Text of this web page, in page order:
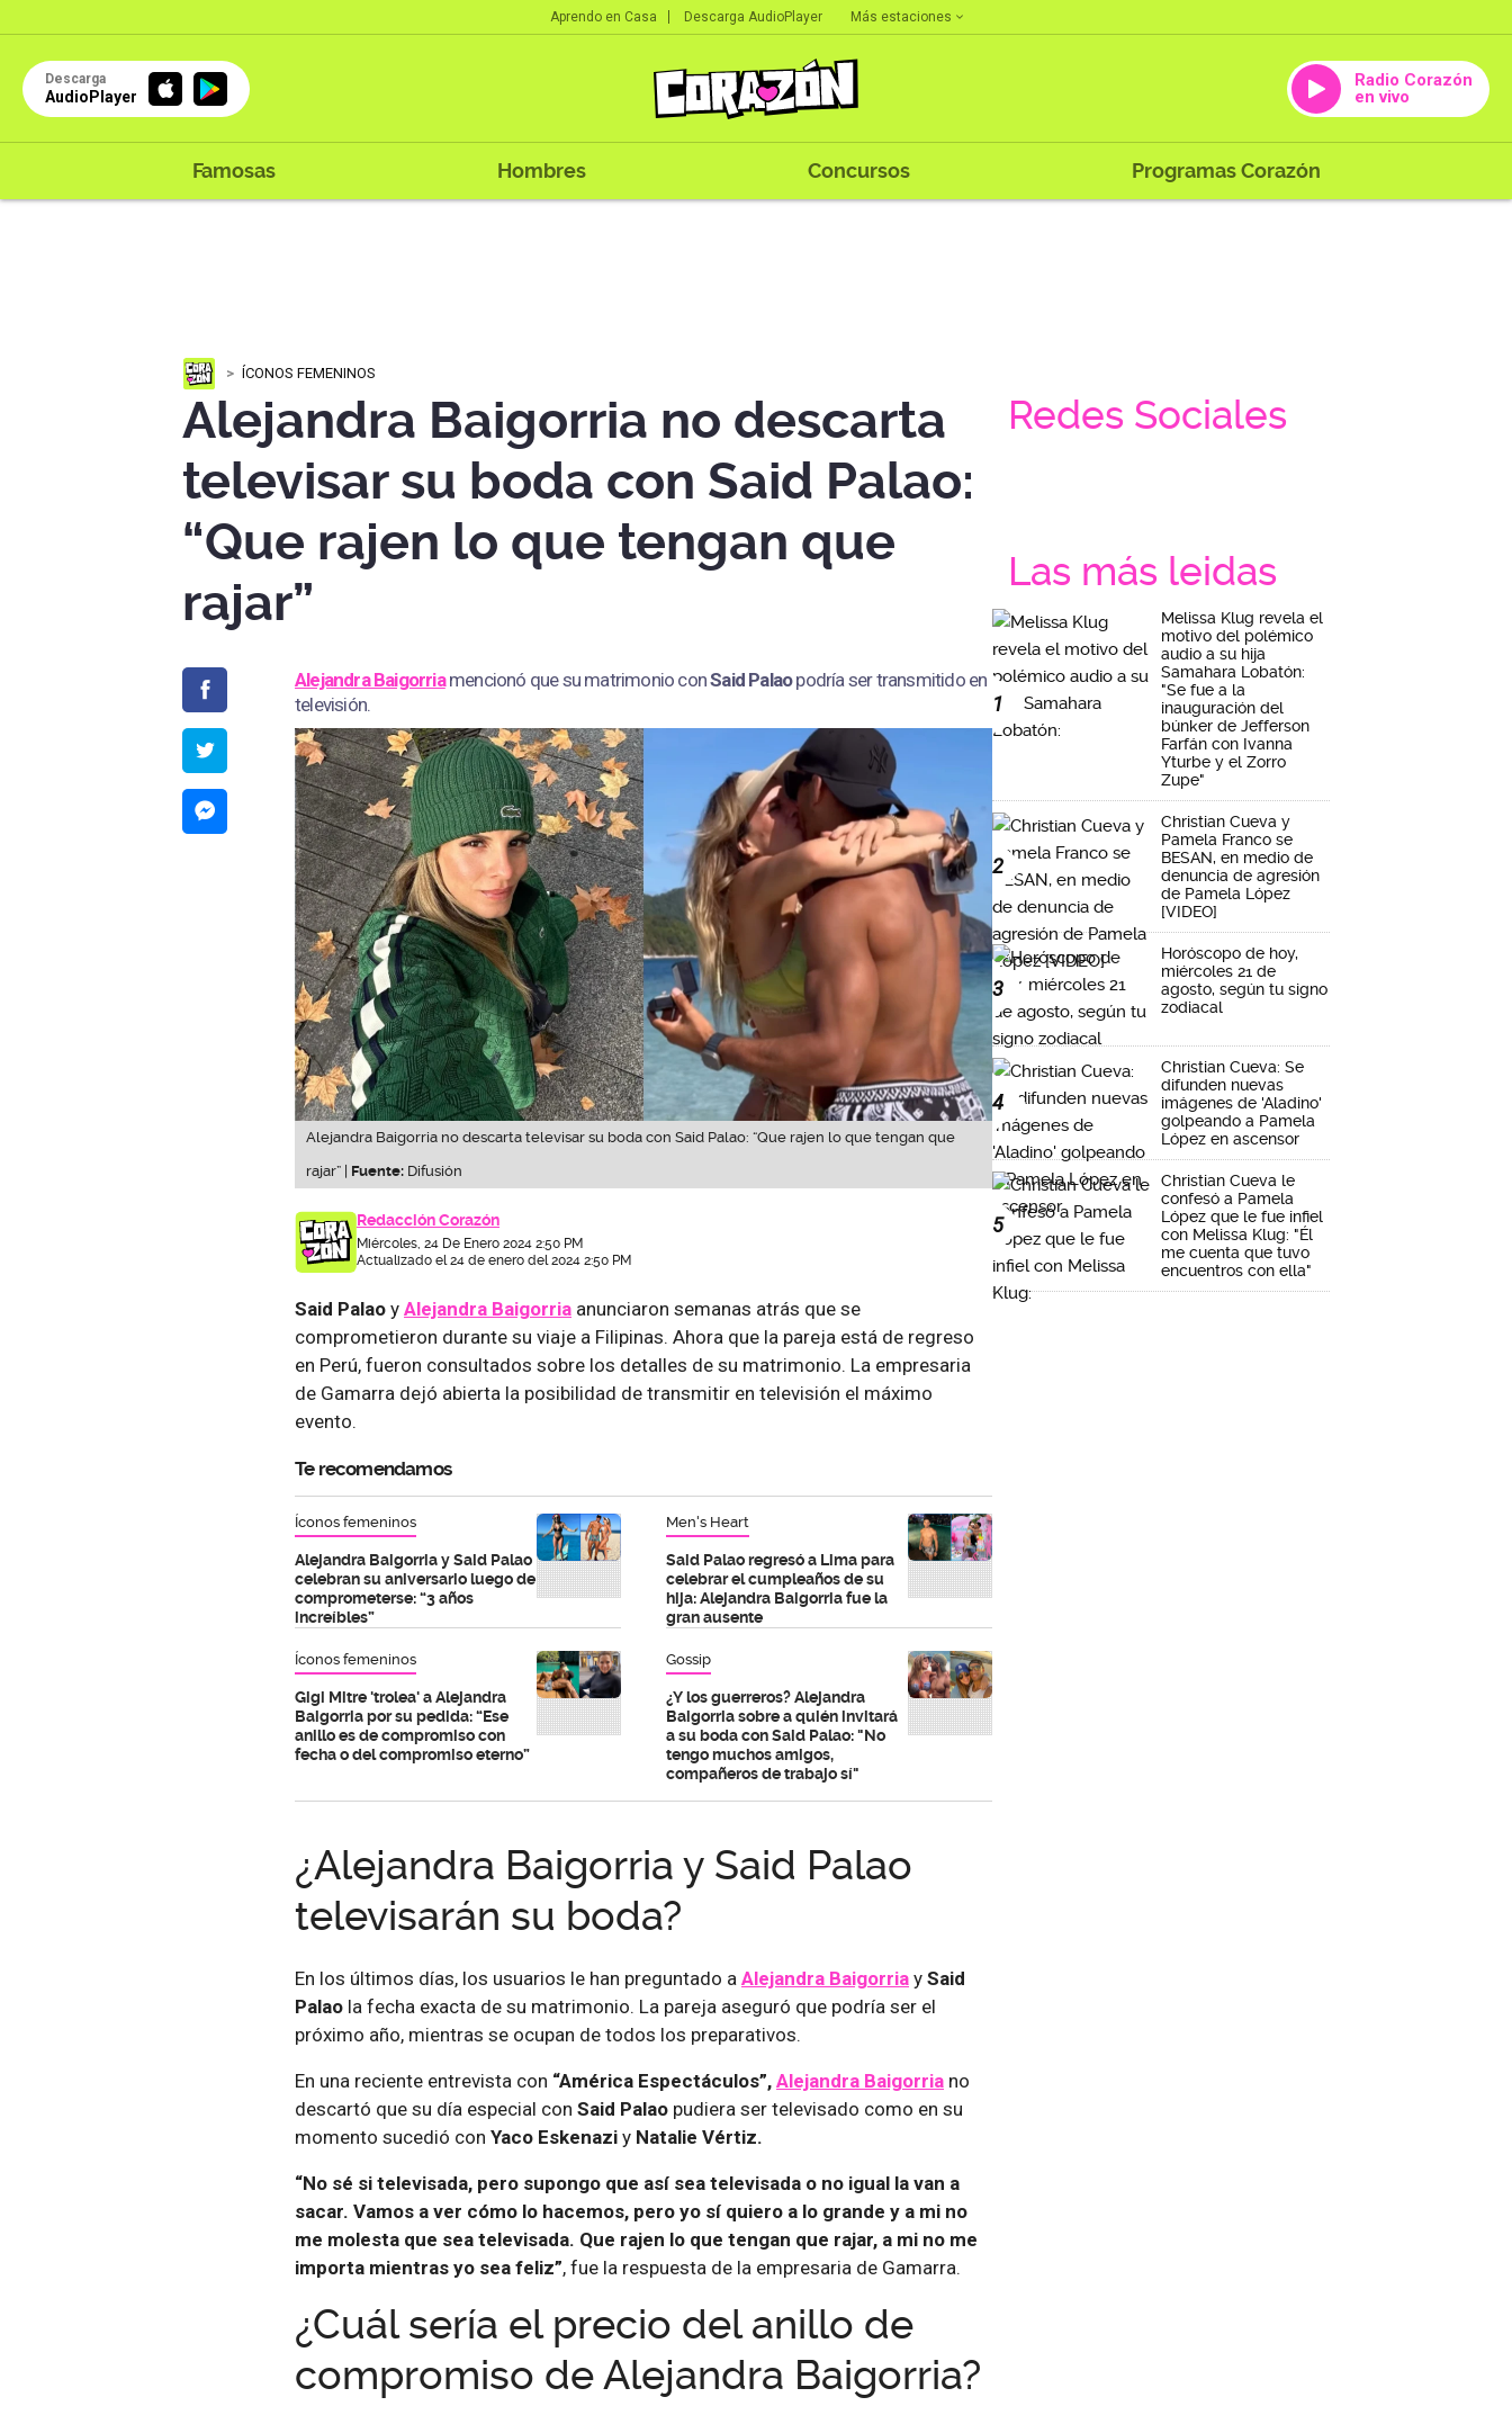
Aprendo en Casa Descarga AudioPlayer Más estaciones
Descarga
AudioPlayer
Radio Corazón
en vivo
Famosas Hombres Concursos Programas Corazón
ÍCONOS FEMENINOS
Alejandra Baigorria no descarta
televisar su boda con Said Palao:
“Que rajen lo que tengan que
rajar”
Alejandra Baigorriamencionó que su matrimonio conSaid Palaopodría ser transmitido en
televisión.
Alejandra Baigorria no descarta televisar su boda con Said Palao: “Que rajen lo que tengan que
rajar” | Fuente: Difusión
Redacción Corazón
Miércoles, 24 De Enero 2024 2:50 PM
Actualizado el 24 de enero del 2024 2:50 PM
Said Palao y Alejandra Baigorria anunciaron semanas atrás que se
comprometieron durante su viaje a Filipinas. Ahora que la pareja está de regreso
en Perú, fueron consultados sobre los detalles de su matrimonio. La empresaria
de Gamarra dejó abierta la posibilidad de transmitir en televisión el máximo
evento.
Te recomendamos
Íconos femeninos
Alejandra Baigorria y Said Palao
celebran su aniversario luego de
comprometerse: “3 años
increíbles”
Men's Heart
Said Palao regresó a Lima para
celebrar el cumpleaños de su
hija: Alejandra Baigorria fue la
gran ausente
Íconos femeninos
Gigi Mitre 'trolea' a Alejandra
Baigorria por su pedida: “Ese
anillo es de compromiso con
fecha o del compromiso eterno”
Gossip
¿Y los guerreros? Alejandra
Baigorria sobre a quién invitará
a su boda con Said Palao: "No
tengo muchos amigos,
compañeros de trabajo sí"
¿Alejandra Baigorria y Said Palao
televisarán su boda?
En los últimos días, los usuarios le han preguntado a Alejandra Baigorria y Said
Palao la fecha exacta de su matrimonio. La pareja aseguró que podría ser el
próximo año, mientras se ocupan de todos los preparativos.
En una reciente entrevista con “América Espectáculos”, Alejandra Baigorria no
descartó que su día especial con Said Palao pudiera ser televisado como en su
momento sucedió con Yaco Eskenazi y Natalie Vértiz.
“No sé si televisada, pero supongo que así sea televisada o no igual la van a
sacar. Vamos a ver cómo lo hacemos, pero yo sí quiero a lo grande y a mi no
me molesta que sea televisada. Que rajen lo que tengan que rajar, a mi no me
importa mientras yo sea feliz”, fue la respuesta de la empresaria de Gamarra.
¿Cuál sería el precio del anillo de
compromiso de Alejandra Baigorria?
Redes Sociales
Las más leidas
1
Melissa Klug revela el
motivo del polémico
audio a su hija
Samahara Lobatón:
"Se fue a la
inauguración del
búnker de Jefferson
Farfán con Ivanna
Yturbe y el Zorro
Zupe"
2
Christian Cueva y
Pamela Franco se
BESAN, en medio de
denuncia de agresión
de Pamela López
[VIDEO]
3
Horóscopo de hoy,
miércoles 21 de
agosto, según tu signo
zodiacal
4
Christian Cueva: Se
difunden nuevas
imágenes de 'Aladino'
golpeando a Pamela
López en ascensor
5
Christian Cueva le
confesó a Pamela
López que le fue infiel
con Melissa Klug: "Él
me cuenta que tuvo
encuentros con ella"